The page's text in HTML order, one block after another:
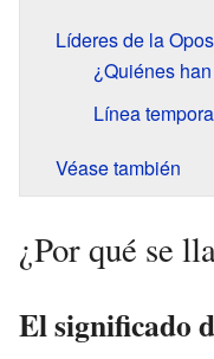
Líderes de la
¿Quiénes
Línea
Véase también
¿Por qué se
El significado